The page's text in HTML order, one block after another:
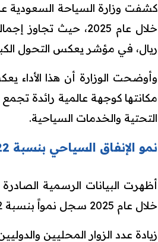
كشفت وزارة السياحة
ريال، في مؤشر يعكس التحول
وأوضحت الوزارة أن هذا الأداء
مكانتها كوجهة عالمية رائدة تجمع
التحتية والخدمات السياحية.
نمو الإنفاق السياحي بنسبة 22% في 2025
أظهرت البيانات الرسمية
خلال عام 2025 سجل نمواً بنسبة 22% مقارنة بعام 2024، وهو معدل نمو مرتفع يعكس:
زيادة عدد الزوار المحليين